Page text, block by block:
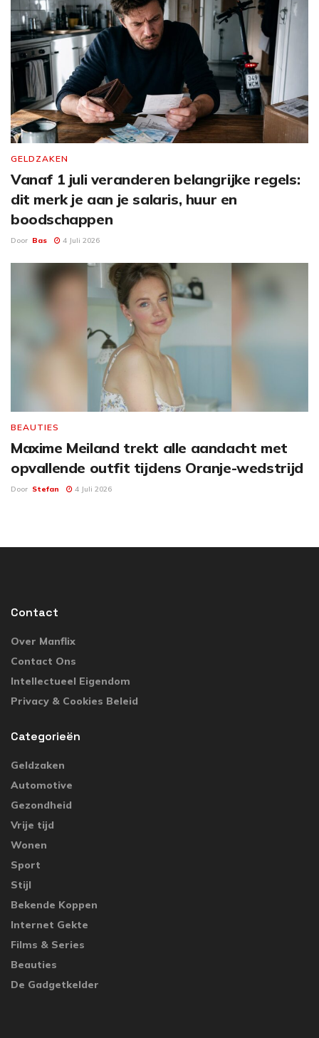
GELDZAKEN
Vanaf 1 juli veranderen belangrijke regels:
dit merk je aan je salaris, huur en
boodschappen
Door Bas 4 Juli 2026
BEAUTIES
Maxime Meiland trekt alle aandacht met
opvallende outfit tijdens Oranje-wedstrijd
Door Stefan 4 Juli 2026
Contact
Over Manflix
Contact Ons
Intellectueel Eigendom
Privacy & Cookies Beleid
Categorieën
Geldzaken
Automotive
Gezondheid
Vrije tijd
Wonen
Sport
Stijl
Bekende Koppen
Internet Gekte
Films & Series
Beauties
De Gadgetkelder